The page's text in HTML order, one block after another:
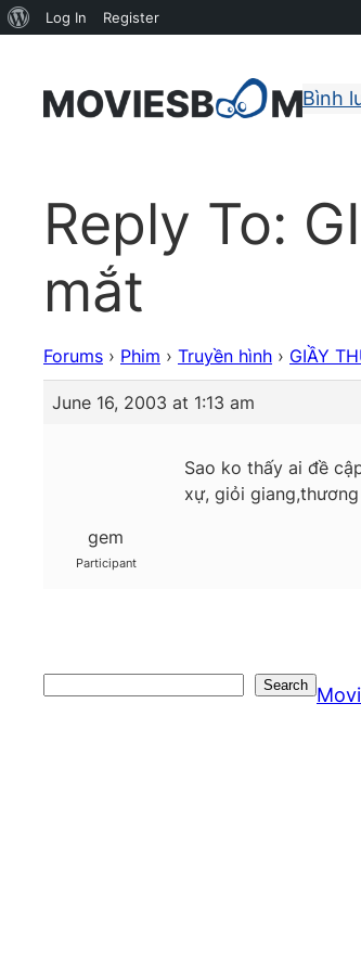
Bình
Reply To:
mắt
Forums › Phim › Truyền hình › GIẦY
June 16, 2003 at 1:13 am
gem
Participant
Sao ko thấy ai đề
xự, giỏi
Search
About
Log In Register